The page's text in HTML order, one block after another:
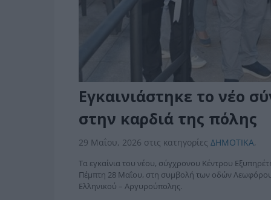
Εγκαινιάστηκε το νέο
στην καρδιά της πόλης
29 Μαΐου, 2026 στις κατηγορίες ΔΗΜΟΤΙΚΑ,
Tα εγκαίνια του νέου, σύγχρονου Κέντρου
Πέμπτη 28 Μαΐου, στη συμβολή των οδών
Ελληνικού – Αργυρούπολης.